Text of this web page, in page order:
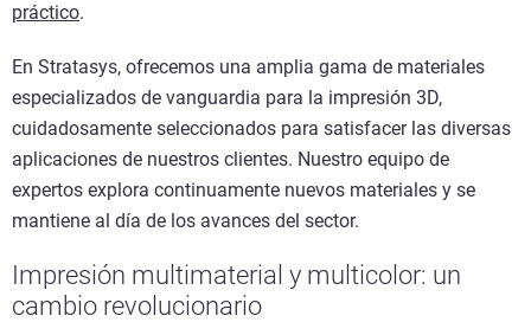
práctico.
En Stratasys, ofrecemos una amplia gama de materiales
especializados de vanguardia para la impresión 3D,
cuidadosamente seleccionados para satisfacer las diversas
aplicaciones de nuestros clientes. Nuestro equipo de
expertos explora continuamente nuevos materiales y se
mantiene al día de los avances del sector.
Impresión multimaterial y multicolor: un
cambio revolucionario